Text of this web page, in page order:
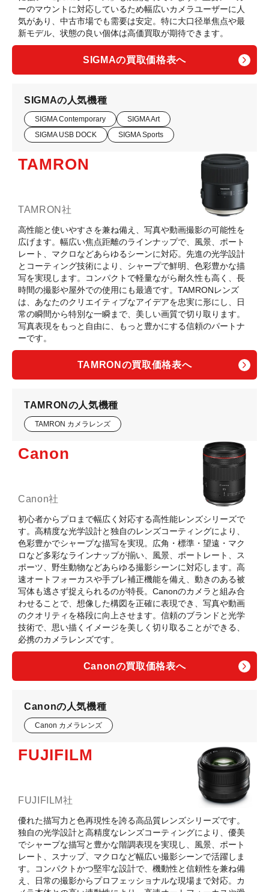
ーのマウントに対応しているため幅広いカメラユーザーに人
気があり、中古市場でも需要は安定。特に大口径単焦点や最
新モデル、状態の良い個体は高価買取が期待できます。
SIGMAの買取価格表へ
SIGMAの人気機種
SIGMA Contemporary
SIGMA Art
SIGMA USB DOCK
SIGMA Sports
TAMRON
TAMRON社
高性能と使いやすさを兼ね備え、写真や動画撮影の可能性を
広げます。幅広い焦点距離のラインナップで、風景、ポート
レート、マクロなどあらゆるシーンに対応。先進の光学設計
とコーティング技術により、シャープで鮮明、色彩豊かな描
写を実現します。コンパクトで軽量ながら耐久性も高く、長
時間の撮影や屋外での使用にも最適です。TAMRONレンズ
は、あなたのクリエイティブなアイデアを忠実に形にし、日
常の瞬間から特別な一瞬まで、美しい画質で切り取ります。
写真表現をもっと自由に、もっと豊かにする信頼のパートナ
ーです。
TAMRONの買取価格表へ
TAMRONの人気機種
TAMRON カメラレンズ
Canon
Canon社
初心者からプロまで幅広く対応する高性能レンズシリーズで
す。高精度な光学設計と独自のレンズコーティングにより、
色彩豊かでシャープな描写を実現。広角・標準・望遠・マク
ロなど多彩なラインナップが揃い、風景、ポートレート、ス
ポーツ、野生動物などあらゆる撮影シーンに対応します。高
速オートフォーカスや手ブレ補正機能を備え、動きのある被
写体も逃さず捉えられるのが特長。Canonのカメラと組み合
わせることで、想像した構図を正確に表現でき、写真や動画
のクオリティを格段に向上させます。信頼のブランドと光学
技術で、思い描くイメージを美しく切り取ることができる、
必携のカメラレンズです。
Canonの買取価格表へ
Canonの人気機種
Canon カメラレンズ
FUJIFILM
FUJIFILM社
優れた描写力と色再現性を誇る高品質レンズシリーズです。
独自の光学設計と高精度なレンズコーティングにより、優美
でシャープな描写と豊かな階調表現を実現し、風景、ポート
レート、スナップ、マクロなど幅広い撮影シーンで活躍しま
す。コンパクトかつ堅牢な設計で、機動性と信頼性を兼ね備
え、日常の撮影からプロフェッショナルな現場まで対応。カ